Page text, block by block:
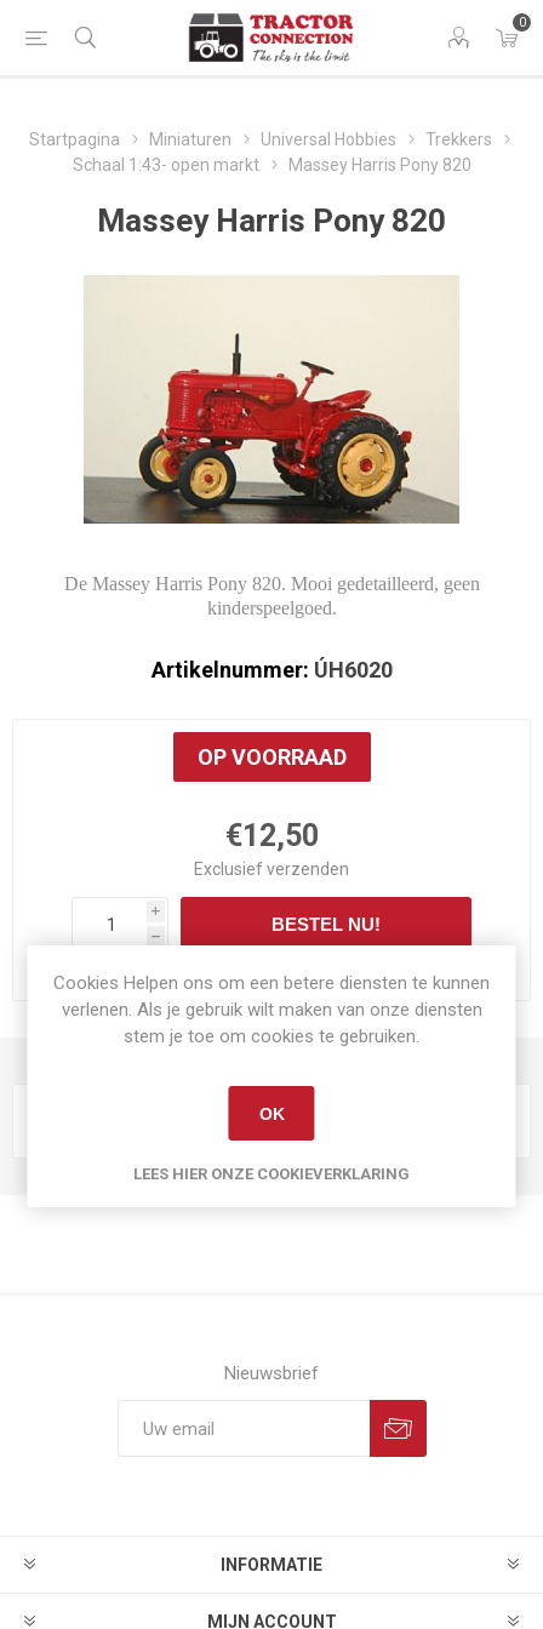
0
Startpagina Miniaturen Universal Hobbies
Trekkers
Schaal 1:43- open markt
Massey Harris Pony 820
Massey Harris Pony 820
De Massey Harris Pony 820. Mooi gedetailleerd, geen
kinderspeelgoed.
Artikelnummer: ÚH6020
OP VOORRAAD
€12,50
Exclusiefverzenden
i
h
BESTEL NU!
Nieuwsbrief
INFORMATIE
MIJN ACCOUNT
Cookies Helpen ons om een betere diensten te kunnen
verlenen. Als je gebruik wilt maken van onze diensten
stem je toe om cookies te gebruiken.
OK
LEES HIER ONZE COOKIEVERKLARING